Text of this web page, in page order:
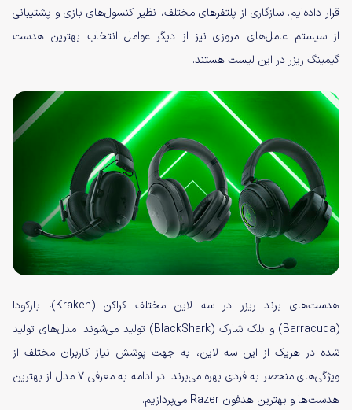
قرار داده‌ایم. سازگاری از پلتفرهای مختلف، نظیر کنسول‌های بازی و پشتیبانی
از سیستم عامل‌های امروزی نیز از دیگر عوامل انتخاب بهترین هدست
گیمینگ ریزر در این لیست هستند.
هدست‌های برند ریزر در سه لاین مختلف کراکن (Kraken)، بارکودا
(Barracuda) و بلک شارک (BlackShark) تولید می‌شوند. مدل‌های تولید
شده در هریک از این سه لاین، به جهت پوشش نیاز کاربران مختلف از
ویژگی‌های منحصر به‌ فردی بهره می‌برند. در ادامه به معرفی ۷ مدل از بهترین
هدست‌ها و بهترین هدفون‌ Razer می‌پردازیم.